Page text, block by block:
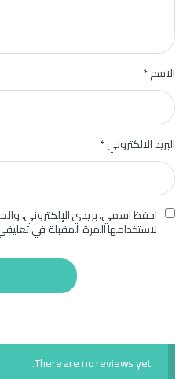
الاسم*
البريد الالكتروني*
احفظ اسمي، بريدي الإلكتروني،
لاستخدامها المرة المقبلة في
There are no reviews yet.